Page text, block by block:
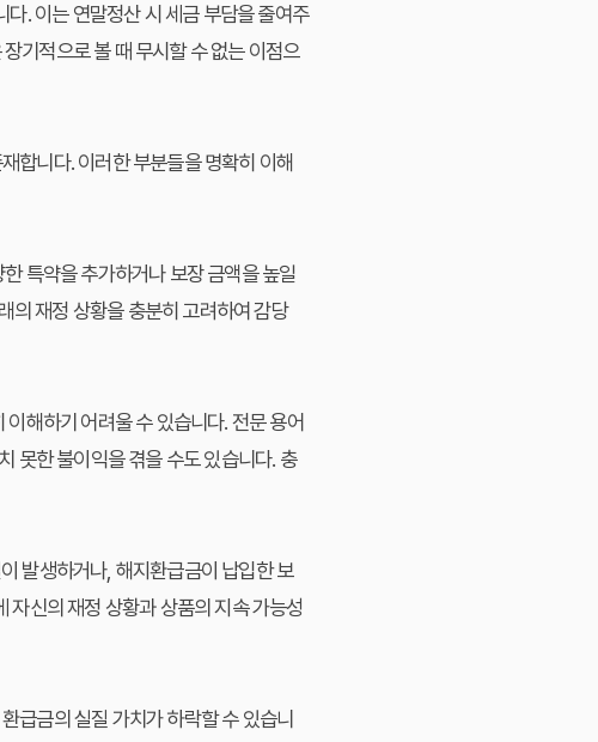
. 이는 연말정산 시 세금 부담을 줄여주
기적으로 볼 때 무시할 수 없는 이점으
합니다. 이러한 부분들을 명확히 이해
특약을 추가하거나 보장 금액을 높일
의 재정 상황을 충분히 고려하여 감당
해하기 어려울 수 있습니다. 전문 용어
못한 불이익을 겪을 수도 있습니다. 충
발생하거나, 해지환급금이 납입한 보
자신의 재정 상황과 상품의 지속 가능성
급금의 실질 가치가 하락할 수 있습니